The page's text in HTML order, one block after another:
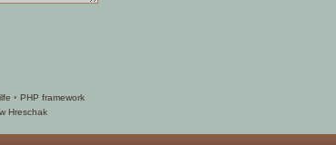
• PHP framework
Hreschak